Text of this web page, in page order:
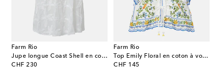
Farm Rio
Jupe longue Coast Shell en coton
CHF 230
original price
Farm Rio
Top Emily Floral en coton à volants
CHF 145
original price